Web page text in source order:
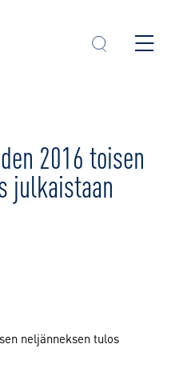
2016 toisen
julkaistaan
neljänneksen tulos